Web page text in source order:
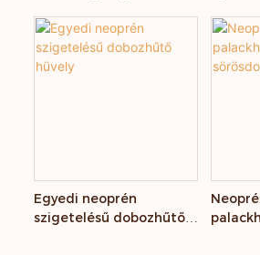
doboztartó
Egyedi neoprén
szigetelésű dobozhűtő